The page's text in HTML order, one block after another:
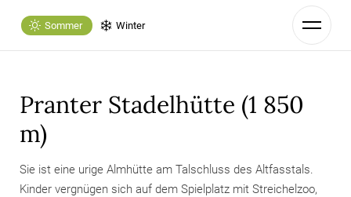
Sommer Winter
Pranter Stadelhütte (1 850
m)
Sie ist eine urige Almhütte am Talschluss des Altfasstals.
Kinder vergnügen sich auf dem Spielplatz mit Streichelzoo,